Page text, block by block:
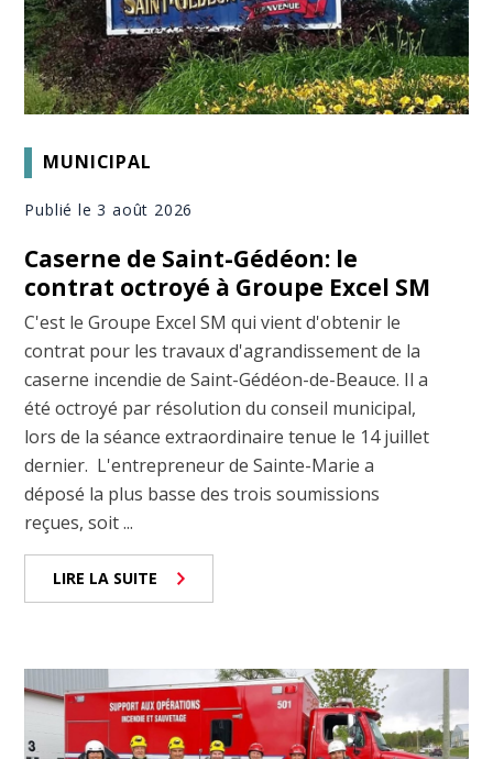
MUNICIPAL
Publié le 3 août 2026
Caserne de Saint-Gédéon: le
contrat octroyé à Groupe Excel SM
C'est le Groupe Excel SM qui vient d'obtenir le
contrat pour les travaux d'agrandissement de la
caserne incendie de Saint-Gédéon-de-Beauce. Il a
été octroyé par résolution du conseil municipal,
lors de la séance extraordinaire tenue le 14 juillet
dernier. L'entrepreneur de Sainte-Marie a
déposé la plus basse des trois soumissions
reçues, soit ...
LIRE LA SUITE